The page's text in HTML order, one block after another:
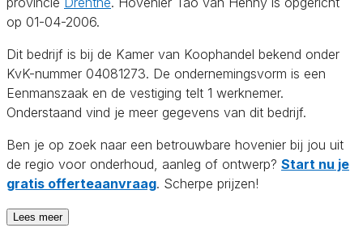
op 01-04-2006.
Dit bedrijf is bij de Kamer van Koophandel bekend onder
KvK-nummer 04081273. De ondernemingsvorm is een
Eenmanszaak en de vestiging telt 1 werknemer.
Onderstaand vind je meer gegevens van dit bedrijf.
Ben je op zoek naar een betrouwbare hovenier bij jou uit
de regio voor onderhoud, aanleg of ontwerp? Start nu je
gratis offerteaanvraag. Scherpe prijzen!
Lees meer